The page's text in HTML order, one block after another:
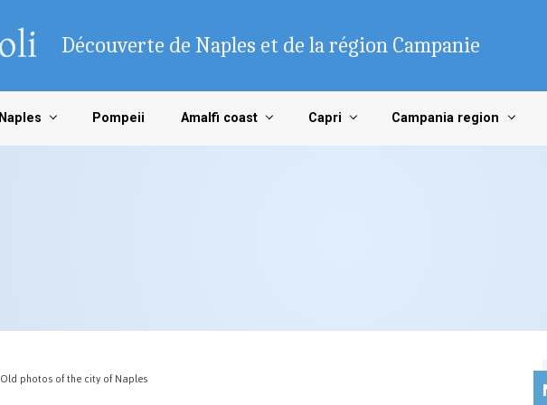
Découverte de Naples et de la région Campanie
Naples Pompeii Amalfi coast Capri Campania region
Old photos of the city of Naples